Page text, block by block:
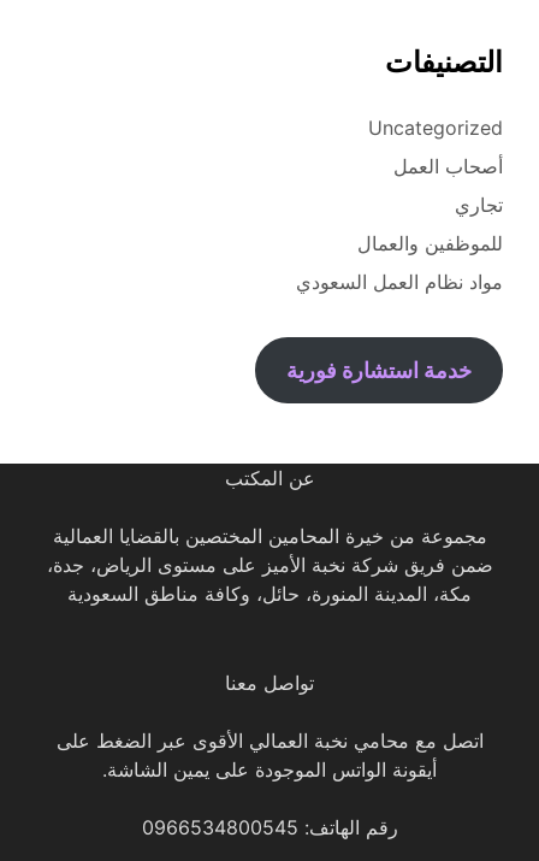
التصنيفات
Uncategorized
أصحاب العمل
تجاري
للموظفين والعمال
مواد نظام العمل السعودي
خدمة استشارة فورية
عن المكتب
مجموعة من خيرة المحامين المختصين بالقضايا العمالية
ضمن فريق شركة نخبة الأميز على مستوى الرياض، جدة،
مكة، المدينة المنورة، حائل، وكافة مناطق السعودية
تواصل معنا
اتصل مع محامي نخبة العمالي الأقوى عبر الضغط على
أيقونة الواتس الموجودة على يمين الشاشة.
رقم الهاتف: 0966534800545